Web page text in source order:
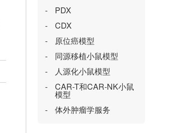
PDX
CDX
原位癌模型
同源移植小鼠模型
人源化小鼠模型
CAR-T和CAR-NK小鼠
模型
体外肿瘤学服务